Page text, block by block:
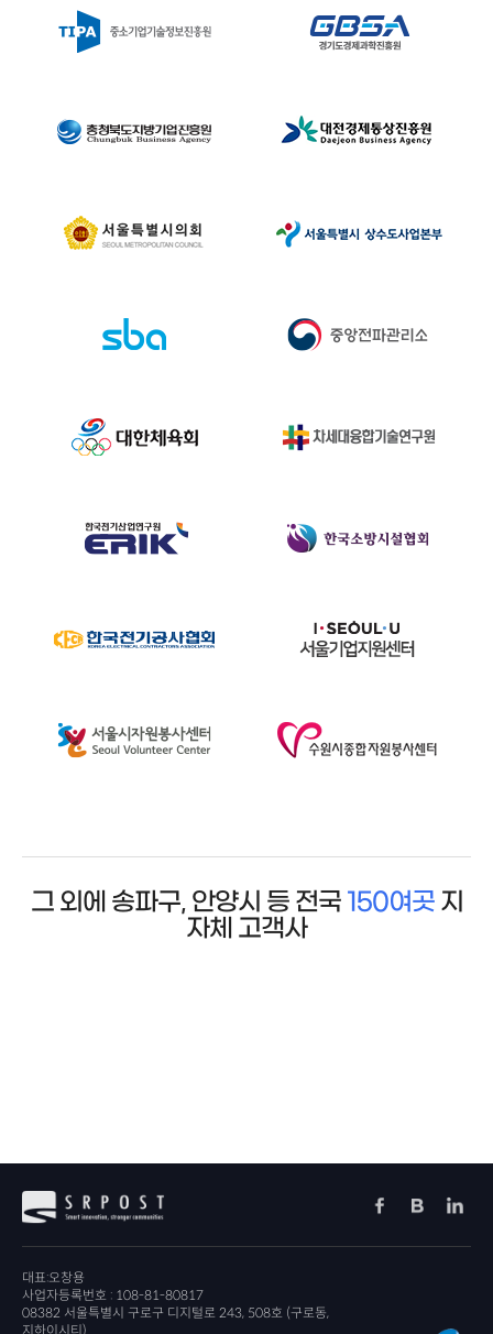
그 외에 송파구, 안양시 등 전국 150여곳지
자체 고객사
대표:오창용
사업자등록번호 : 108-81-80817
08382 서울특별시 구로구 디지털로 243, 508호 (구로동,
지하이시티)